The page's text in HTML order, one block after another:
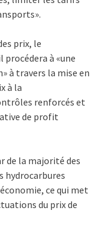
prix, le
à «une
à travers la mise en
à la
renforcés et
de profit
de la majorité des
hydrocarbures
ce qui met
du prix de